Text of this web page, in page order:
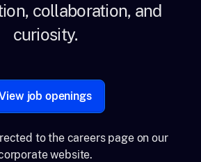
collaboration, and
curiosity.
job openings
to the careers page on our
website.